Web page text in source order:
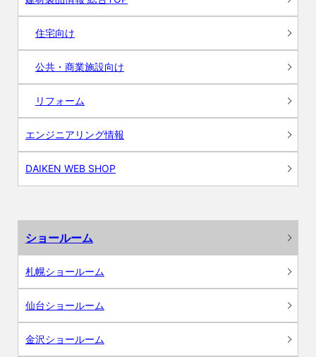
住宅向け
公共・商業施設向け
リフォーム
エンジニアリング情報
DAIKEN WEB SHOP
ショールーム
札幌ショールーム
仙台ショールーム
金沢ショールーム